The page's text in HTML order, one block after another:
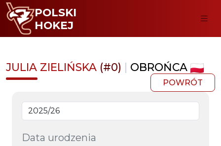
POLSKI
HOKEJ
JULIA ZIELIŃSKA (#0) | OBROŃCA
POWRÓT
Data urodzenia